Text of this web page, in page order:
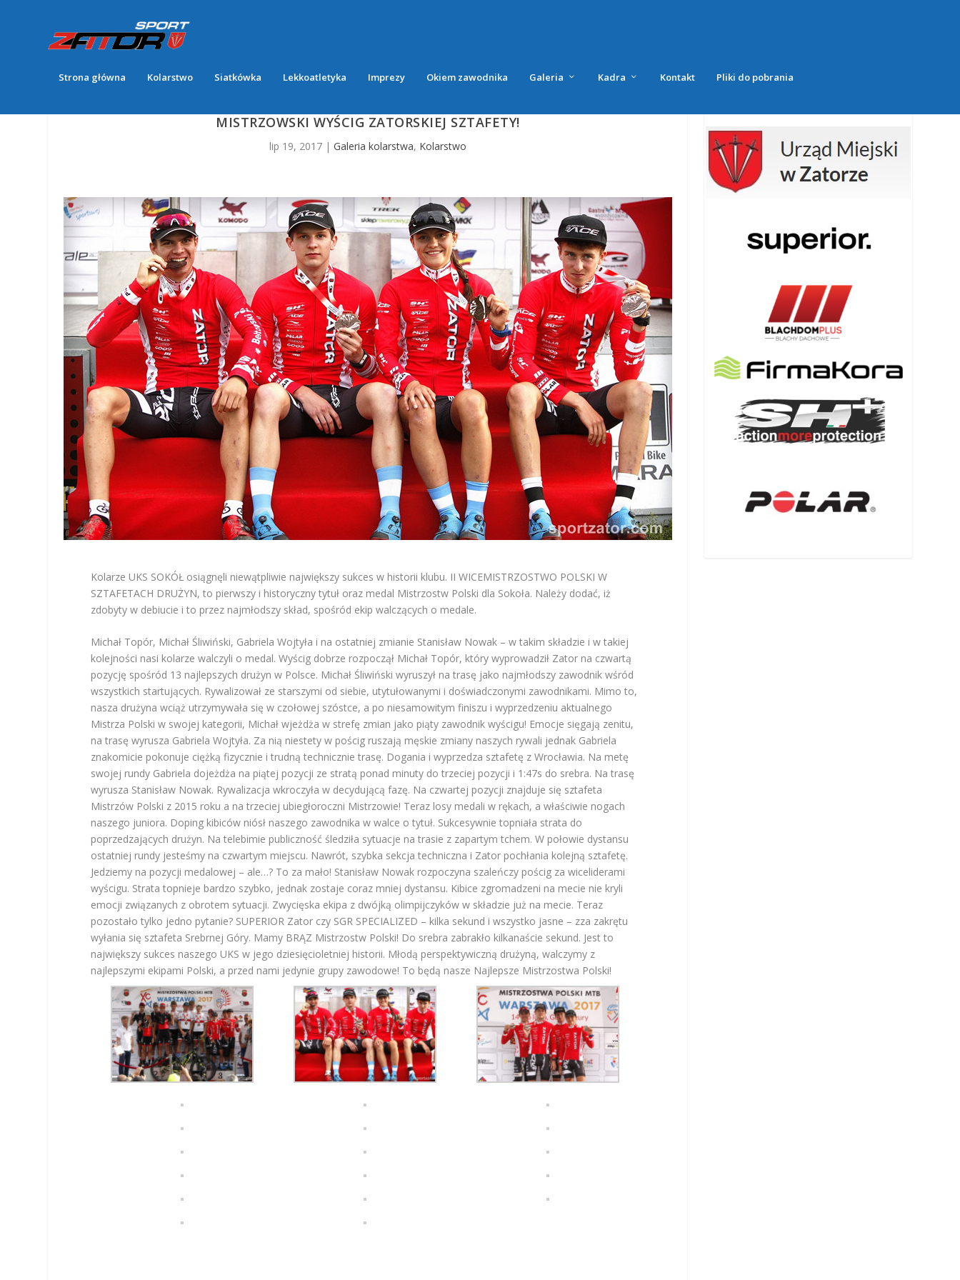
Strona główna Kolarstwo Siatkówka Lekkoatletyka Imprezy Okiem zawodnika Galeria Kadra Kontakt Pliki do pobrania
MISTRZOWSKI WYŚCIG ZATORSKIEJ SZTAFETY!
lip 19, 2017| Galeria kolarstwa, Kolarstwo
Kolarze UKS SOKÓŁ osiągnęli niewątpliwie największy sukces w historii klubu. II WICEMISTRZOSTWO POLSKI W
SZTAFETACH DRUŻYN, to pierwszy i historyczny tytuł oraz medal Mistrzostw Polski dla Sokoła. Należy dodać, iż
zdobyty w debiucie i to przez najmłodszy skład, spośród ekip walczących o medale.
Michał Topór, Michał Śliwiński, Gabriela Wojtyła i na ostatniej zmianie Stanisław Nowak – w takim składzie i w takiej
kolejności nasi kolarze walczyli o medal. Wyścig dobrze rozpoczął Michał Topór, który wyprowadził Zator na czwartą
pozycję spośród 13 najlepszych drużyn w Polsce. Michał Śliwiński wyruszył na trasę jako najmłodszy zawodnik wśród
wszystkich startujących. Rywalizował ze starszymi od siebie, utytułowanymi i doświadczonymi zawodnikami. Mimo to,
nasza drużyna wciąż utrzymywała się w czołowej szóstce, a po niesamowitym finiszu i wyprzedzeniu aktualnego
Mistrza Polski w swojej kategorii, Michał wjeżdża w strefę zmian jako piąty zawodnik wyścigu! Emocje sięgają zenitu,
na trasę wyrusza Gabriela Wojtyła. Za nią niestety w pościg ruszają męskie zmiany naszych rywali jednak Gabriela
znakomicie pokonuje ciężką fizycznie i trudną technicznie trasę. Dogania i wyprzedza sztafetę z Wrocławia. Na metę
swojej rundy Gabriela dojeżdża na piątej pozycji ze stratą ponad minuty do trzeciej pozycji i 1:47s do srebra. Na trasę
wyrusza Stanisław Nowak. Rywalizacja wkroczyła w decydującą fazę. Na czwartej pozycji znajduje się sztafeta
Mistrzów Polski z 2015 roku a na trzeciej ubiegłoroczni Mistrzowie! Teraz losy medali w rękach, a właściwie nogach
naszego juniora. Doping kibiców niósł naszego zawodnika w walce o tytuł. Sukcesywnie topniała strata do
poprzedzających drużyn. Na telebimie publiczność śledziła sytuacje na trasie z zapartym tchem. W połowie dystansu
ostatniej rundy jesteśmy na czwartym miejscu. Nawrót, szybka sekcja techniczna i Zator pochłania kolejną sztafetę.
Jedziemy na pozycji medalowej – ale…? To za mało! Stanisław Nowak rozpoczyna szaleńczy pościg za wiceliderami
wyścigu. Strata topnieje bardzo szybko, jednak zostaje coraz mniej dystansu. Kibice zgromadzeni na mecie nie kryli
emocji związanych z obrotem sytuacji. Zwycięska ekipa z dwójką olimpijczyków w składzie już na mecie. Teraz
pozostało tylko jedno pytanie? SUPERIOR Zator czy SGR SPECIALIZED – kilka sekund i wszystko jasne – zza zakrętu
wyłania się sztafeta Srebrnej Góry. Mamy BRĄZ Mistrzostw Polski! Do srebra zabrakło kilkanaście sekund. Jest to
największy sukces naszego UKS w jego dziesięcioletniej historii. Młodą perspektywiczną drużyną, walczymy z
najlepszymi ekipami Polski, a przed nami jedynie grupy zawodowe! To będą nasze Najlepsze Mistrzostwa Polski!